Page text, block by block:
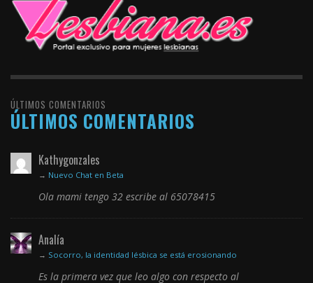
ÚLTIMOS COMENTARIOS
ÚLTIMOS COMENTARIOS
Kathygonzales
→ Nuevo Chat en Beta
Ola mami tengo 32 escribe al 65078415
Analía
→ Socorro, la identidad lésbica se está erosionando
Es la primera vez que leo algo con respecto al